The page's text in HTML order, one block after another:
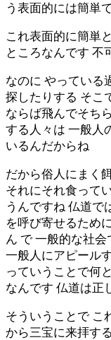
う表面的には簡単
これ表面的に簡単
ところなんです 不
なのに やっている
探したりする そこ
ならば飛んでそち
する人々は 一般人
いるんだからね
だから俗人にまく
それにそれ食って
うんですね 仏道で
を呼び寄せるため
ん で 一般的な社
一般人にアピール
っていうことで何
なんです 仏道は正
そういうことで こ
から三宝に来拝す